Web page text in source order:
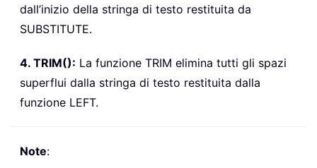
dall’inizio della stringa di testo restituita da
SUBSTITUTE.
4. TRIM(): La funzione TRIM elimina tutti gli spazi
superflui dalla stringa di testo restituita dalla
funzione LEFT.
Note: